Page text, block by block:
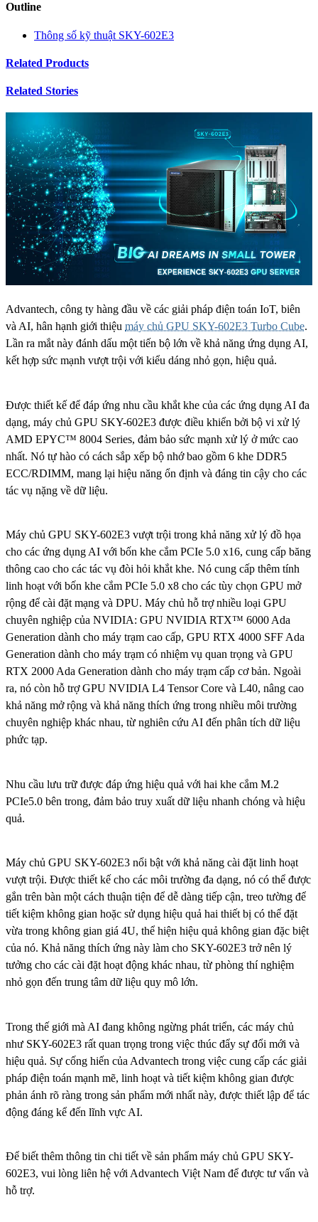
Outline
Thông số kỹ thuật SKY-602E3
Related Products
Related Stories
Advantech, công ty hàng đầu về các giải pháp điện toán IoT, biên
và AI, hân hạnh giới thiệu máy chủ GPU SKY-602E3 Turbo Cube.
Lần ra mắt này đánh dấu một tiến bộ lớn về khả năng ứng dụng AI,
kết hợp sức mạnh vượt trội với kiểu dáng nhỏ gọn, hiệu quả.
Được thiết kế để đáp ứng nhu cầu khắt khe của các ứng dụng AI đa
dạng, máy chủ GPU SKY-602E3 được điều khiển bởi bộ vi xử lý
AMD EPYC™ 8004 Series, đảm bảo sức mạnh xử lý ở mức cao
nhất. Nó tự hào có cách sắp xếp bộ nhớ bao gồm 6 khe DDR5
ECC/RDIMM, mang lại hiệu năng ổn định và đáng tin cậy cho các
tác vụ nặng về dữ liệu.
Máy chủ GPU SKY-602E3 vượt trội trong khả năng xử lý đồ họa
cho các ứng dụng AI với bốn khe cắm PCIe 5.0 x16, cung cấp băng
thông cao cho các tác vụ đòi hỏi khắt khe. Nó cung cấp thêm tính
linh hoạt với bốn khe cắm PCIe 5.0 x8 cho các tùy chọn GPU mở
rộng để cài đặt mạng và DPU. Máy chủ hỗ trợ nhiều loại GPU
chuyên nghiệp của NVIDIA: GPU NVIDIA RTX™ 6000 Ada
Generation dành cho máy trạm cao cấp, GPU RTX 4000 SFF Ada
Generation dành cho máy trạm có nhiệm vụ quan trọng và GPU
RTX 2000 Ada Generation dành cho máy trạm cấp cơ bản. Ngoài
ra, nó còn hỗ trợ GPU NVIDIA L4 Tensor Core và L40, nâng cao
khả năng mở rộng và khả năng thích ứng trong nhiều môi trường
chuyên nghiệp khác nhau, từ nghiên cứu AI đến phân tích dữ liệu
phức tạp.
Nhu cầu lưu trữ được đáp ứng hiệu quả với hai khe cắm M.2
PCIe5.0 bên trong, đảm bảo truy xuất dữ liệu nhanh chóng và hiệu
quả.
Máy chủ GPU SKY-602E3 nổi bật với khả năng cài đặt linh hoạt
vượt trội. Được thiết kế cho các môi trường đa dạng, nó có thể được
gắn trên bàn một cách thuận tiện để dễ dàng tiếp cận, treo tường để
tiết kiệm không gian hoặc sử dụng hiệu quả hai thiết bị có thể đặt
vừa trong không gian giá 4U, thể hiện hiệu quả không gian đặc biệt
của nó. Khả năng thích ứng này làm cho SKY-602E3 trở nên lý
tưởng cho các cài đặt hoạt động khác nhau, từ phòng thí nghiệm
nhỏ gọn đến trung tâm dữ liệu quy mô lớn.
Trong thế giới mà AI đang không ngừng phát triển, các máy chủ
như SKY-602E3 rất quan trọng trong việc thúc đẩy sự đổi mới và
hiệu quả. Sự cống hiến của Advantech trong việc cung cấp các giải
pháp điện toán mạnh mẽ, linh hoạt và tiết kiệm không gian được
phản ánh rõ ràng trong sản phẩm mới nhất này, được thiết lập để tác
động đáng kể đến lĩnh vực AI.
Để biết thêm thông tin chi tiết về sản phẩm máy chủ GPU SKY-
602E3, vui lòng liên hệ với Advantech Việt Nam để được tư vấn và
hỗ trợ.